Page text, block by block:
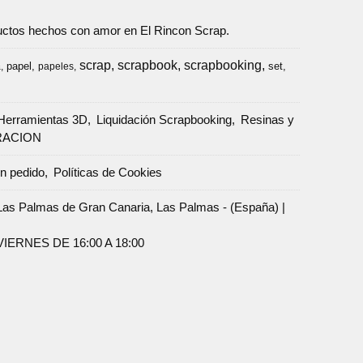
hechos con amor en El Rincon Scrap.
papel papeles scrap scrapbook scrapbooking set
3D Liquidación Scrapbooking
Resinas y
pedido Políticas de Cookies
Palmas de Gran Canaria, Las Palmas - (España) |
DE 16:00 A 18:00